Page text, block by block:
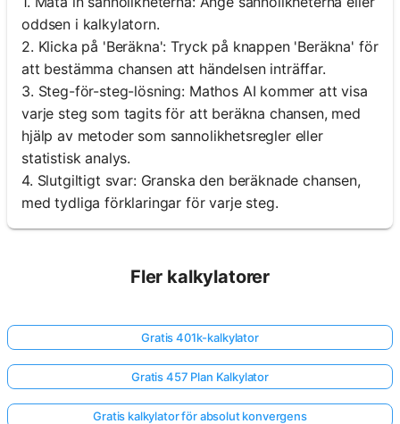
oddsen i kalkylatorn.
2. Klicka på 'Beräkna': Tryck på knappen 'Beräkna' för
att bestämma chansen att händelsen inträffar.
3. Steg-för-steg-lösning: Mathos AI kommer att visa
varje steg som tagits för att beräkna chansen, med
hjälp av metoder som sannolikhetsregler eller
statistisk analys.
4. Slutgiltigt svar: Granska den beräknade chansen,
med tydliga förklaringar för varje steg.
Fler kalkylatorer
Gratis 401k-kalkylator
Gratis 457 Plan Kalkylator
Gratis kalkylator för absolut konvergens